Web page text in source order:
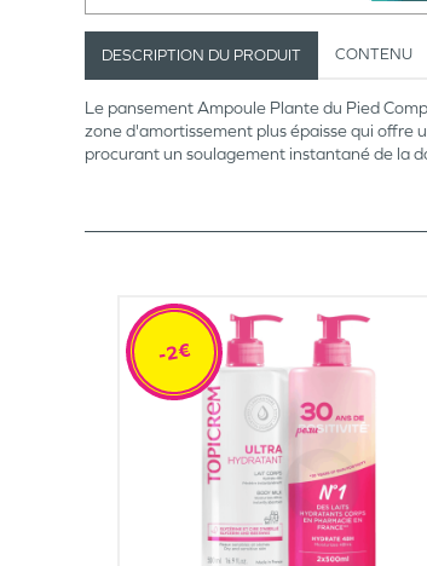
DESCRIPTION DU PRODUIT CONTENU
Le pansement Ampoule Plante du Pied
zone d'amortissement plus épaisse qui
procurant un soulagement instantané de la
-2€